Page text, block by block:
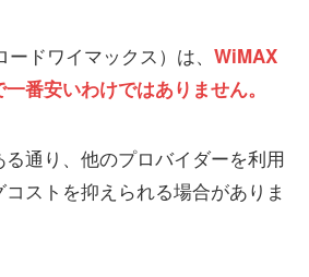
ドワイマックス）は、 WiMAX
番安いわけではありません。
る通り、他のプロバイダーを利用
ストを抑えられる場合がありま